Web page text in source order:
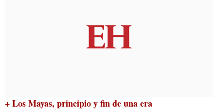
+ Los Mayas, principio y fin de una era